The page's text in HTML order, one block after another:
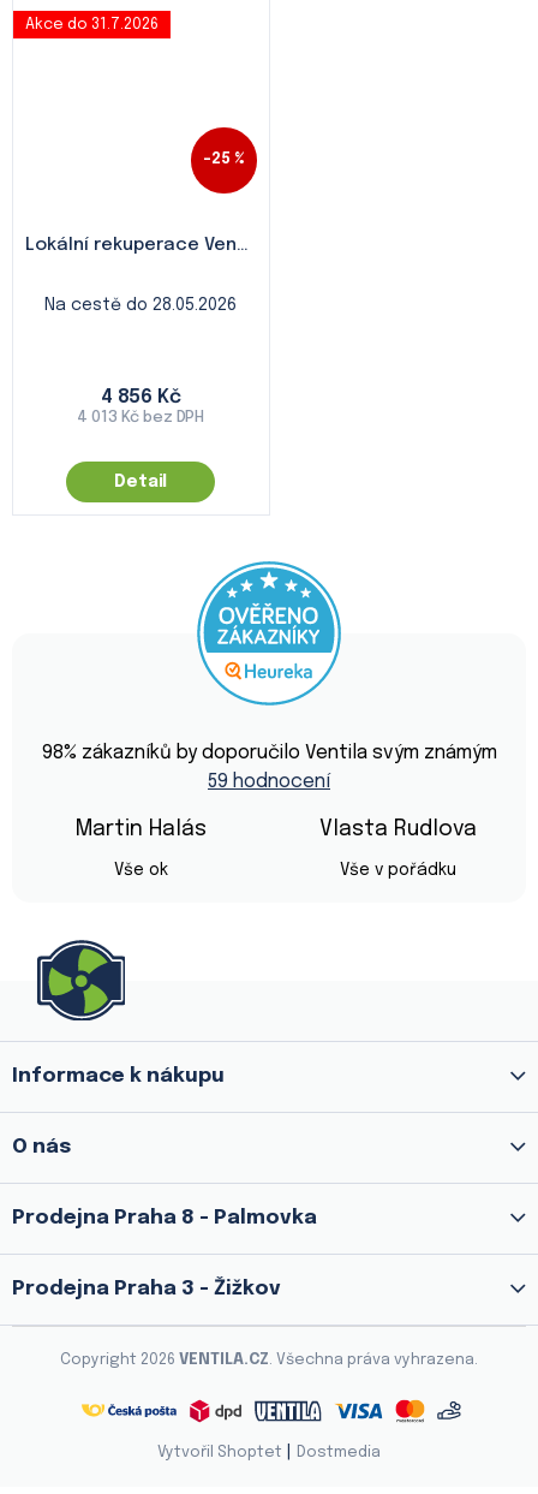
Akce do 31.7.2026
–25 %
Lokální rekuperace Ventika SOLO+
Na cestě do 28.05.2026
4 013 Kč bez DPH
4 856 Kč
Detail
hodnocení
obchodu
je
hvězdiček.
98% zákazníků by doporučilo Ventila svým známým
59 hodnocení
Martin Halás
Vše ok
Vlasta Rudlova
Vše v pořádku
p
a Informace k nákupu
O nás
Prodejna Praha 8 - Palmovka
Prodejna Praha 3 - Žižkov
Vytvořil Shoptet Dostmedia
Copyright 2026 VENTILA.CZ. Všechna práva vyhrazena.